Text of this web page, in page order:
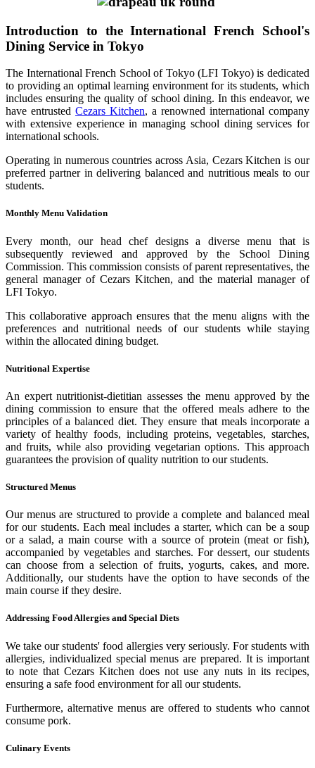
Introduction to the International French School's
Dining Service in Tokyo
The International French School of Tokyo (LFI Tokyo) is dedicated
to providing an optimal learning environment for its students, which
includes ensuring the quality of school dining. In this endeavor, we
have entrusted Cezars Kitchen, a renowned international company
with extensive experience in managing school dining services for
international schools.
Operating in numerous countries across Asia, Cezars Kitchen is our
preferred partner in delivering balanced and nutritious meals to our
students.
Monthly Menu Validation
Every month, our head chef designs a diverse menu that is
subsequently reviewed and approved by the School Dining
Commission. This commission consists of parent representatives, the
general manager of Cezars Kitchen, and the material manager of
LFI Tokyo.
This collaborative approach ensures that the menu aligns with the
preferences and nutritional needs of our students while staying
within the allocated dining budget.
Nutritional Expertise
An expert nutritionist-dietitian assesses the menu approved by the
dining commission to ensure that the offered meals adhere to the
principles of a balanced diet. They ensure that meals incorporate a
variety of healthy foods, including proteins, vegetables, starches,
and fruits, while also providing vegetarian options. This approach
guarantees the provision of quality nutrition to our students.
Structured Menus
Our menus are structured to provide a complete and balanced meal
for our students. Each meal includes a starter, which can be a soup
or a salad, a main course with a source of protein (meat or fish),
accompanied by vegetables and starches. For dessert, our students
can choose from a selection of fruits, yogurts, cakes, and more.
Additionally, our students have the option to have seconds of the
main course if they desire.
Addressing Food Allergies and Special Diets
We take our students' food allergies very seriously. For students with
allergies, individualized special menus are prepared. It is important
to note that Cezars Kitchen does not use any nuts in its recipes,
ensuring a safe food environment for all our students.
Furthermore, alternative menus are offered to students who cannot
consume pork.
Culinary Events